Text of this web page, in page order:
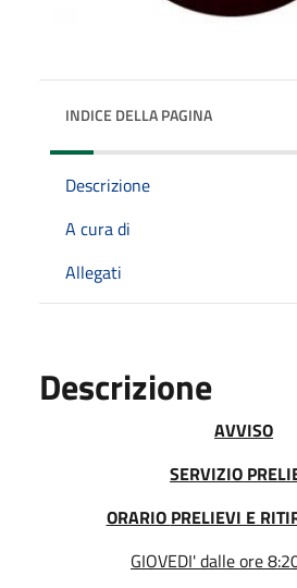
INDICE DELLA PAGINA
Descrizione
A cura di
Allegati
Descrizione
AVVISO
SERVIZIO
ORARIO PRELIEVI E
GIOVEDI' dalle ore